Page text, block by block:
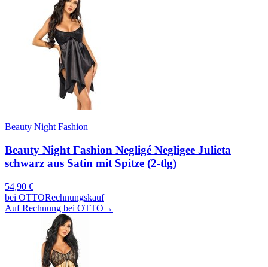
Beauty Night Fashion
Beauty Night Fashion Negligé Negligee Julieta
schwarz aus Satin mit Spitze (2-tlg)
54,90 €
bei OTTORechnungskauf
Auf Rechnung bei OTTO →